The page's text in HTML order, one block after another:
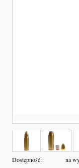
Dostępność: na